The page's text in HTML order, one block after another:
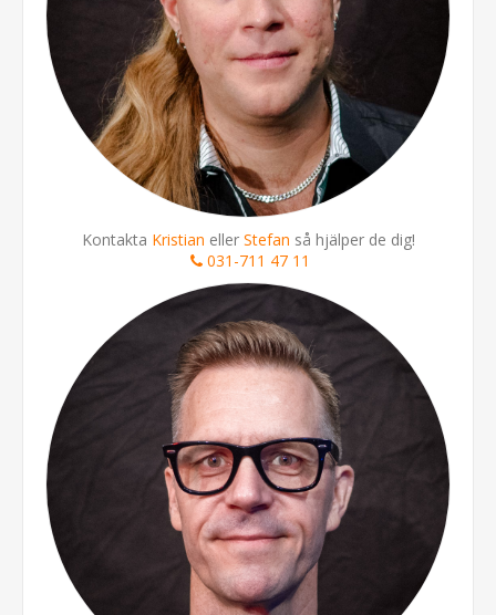
Kontakta Kristian eller Stefan så hjälper de dig!
031-711 47 11